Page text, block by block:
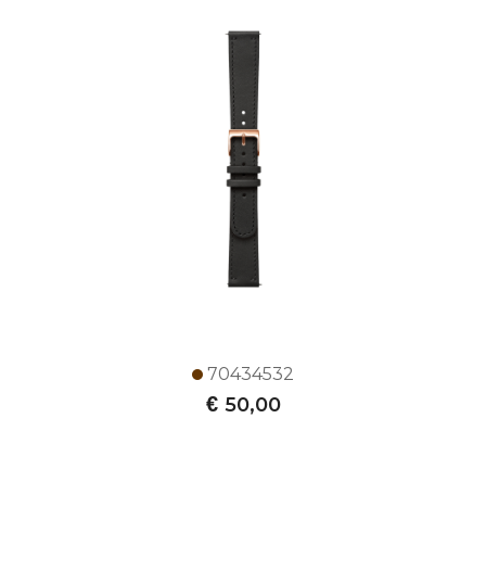
70434532
€ 50,00